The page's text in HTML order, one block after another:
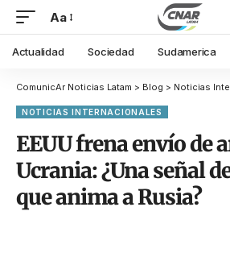
Aa
Actualidad Sociedad Sudamerica
ComunicAr Noticias Latam > Blog > Noticias
NOTICIAS INTERNACIONALES
EEUU frena envío de
Ucrania: ¿Una señal
que anima a Rusia?